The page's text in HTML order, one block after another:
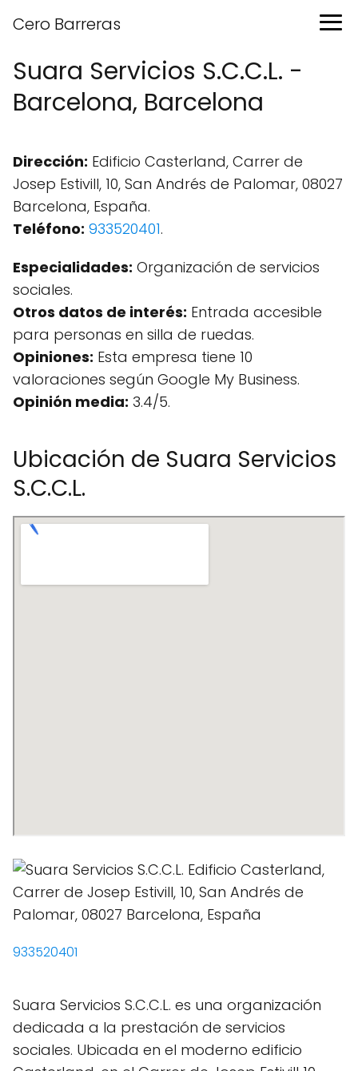
Cero Barreras
Suara Servicios S.C.C.L. -
Barcelona, Barcelona
Dirección: Edificio Casterland, Carrer de
Josep Estivill, 10, San Andrés de Palomar, 08027
Barcelona, España.
Teléfono: 933520401.
Especialidades: Organización de servicios
sociales.
Otros datos de interés: Entrada accesible
para personas en silla de ruedas.
Opiniones: Esta empresa tiene 10
valoraciones según Google My Business.
Opinión media: 3.4/5.
Ubicación de Suara Servicios
S.C.C.L.
933520401
Suara Servicios S.C.C.L. es una organización
dedicada a la prestación de servicios
sociales. Ubicada en el moderno edificio